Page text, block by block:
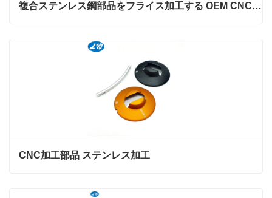
複合ステンレス鋼部品をフライス加工する OEM CNC 旋盤
CNC加工部品 ステンレス加工